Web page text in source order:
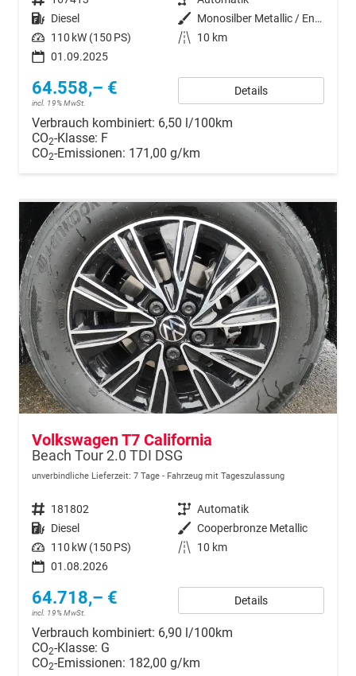
Kraftstoff Diesel Außenfarbe
Monosilber Metallic / Energeticorange Metallic
Leistung 110 kW (150 PS) Kilometerstand
10 km
01.09.2025
64.558,– €
incl. 19% MwSt.
Details
Verbrauch kombiniert: 6,50 l/100km
CO2-Klasse: F
CO2-Emissionen: 171,00 g/km
Volkswagen T7 California
Beach Tour 2.0 TDI DSG
unverbindliche Lieferzeit: 7 Tage Fahrzeug mit Tageszulassung
Fahrzeugnr. 181802 Getriebe Automatik
Kraftstoff Diesel Außenfarbe Cooperbronze Metallic
Leistung 110 kW (150 PS) Kilometerstand
10 km
01.08.2026
64.718,– €
incl. 19% MwSt.
Details
Verbrauch kombiniert: 6,90 l/100km
CO2-Klasse: G
CO2-Emissionen: 182,00 g/km